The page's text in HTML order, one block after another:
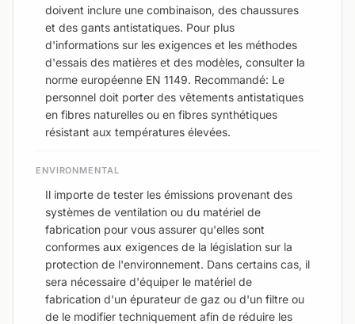
doivent inclure une combinaison, des chaussures
et des gants antistatiques. Pour plus
d'informations sur les exigences et les méthodes
d'essais des matières et des modèles, consulter la
norme européenne EN 1149. Recommandé: Le
personnel doit porter des vêtements antistatiques
en fibres naturelles ou en fibres synthétiques
résistant aux températures élevées.
ENVIRONMENTAL
Il importe de tester les émissions provenant des
systèmes de ventilation ou du matériel de
fabrication pour vous assurer qu'elles sont
conformes aux exigences de la législation sur la
protection de l'environnement. Dans certains cas, il
sera nécessaire d'équiper le matériel de
fabrication d'un épurateur de gaz ou d'un filtre ou
de le modifier techniquement afin de réduire les